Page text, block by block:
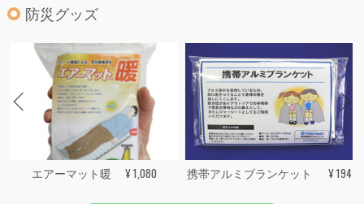
防災グッズ
エアーマット暖 ¥ 1,080 携帯アルミブランケット ¥ 194